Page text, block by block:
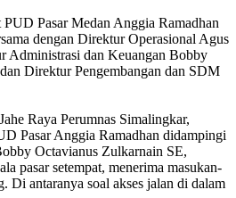
Pasar Medan Anggia Ramadhan
dengan Direktur Operasional Agus
Administrasi dan Keuangan Bobby
Direktur Pengembangan dan SDM
Raya Perumnas Simalingkar,
Pasar Anggia Ramadhan didampingi
Octavianus Zulkarnain SE,
pasar setempat, menerima masukan-
Di antaranya soal akses jalan di dalam